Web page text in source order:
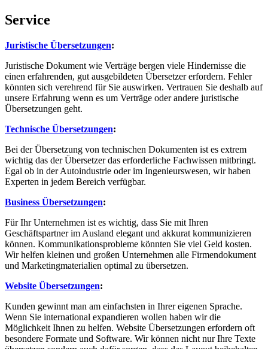
Service
Juristische Übersetzungen:
Juristische Dokument wie Verträge bergen viele Hindernisse die
einen erfahrenden, gut ausgebildeten Übersetzer erfordern. Fehler
könnten sich verehrend für Sie auswirken. Vertrauen Sie deshalb auf
unsere Erfahrung wenn es um Verträge oder andere juristische
Übersetzungen geht.
Technische Übersetzungen:
Bei der Übersetzung von technischen Dokumenten ist es extrem
wichtig das der Übersetzer das erforderliche Fachwissen mitbringt.
Egal ob in der Autoindustrie oder im Ingenieurswesen, wir haben
Experten in jedem Bereich verfügbar.
Business Übersetzungen:
Für Ihr Unternehmen ist es wichtig, dass Sie mit Ihren
Geschäftspartner im Ausland elegant und akkurat kommunizieren
können. Kommunikationsprobleme könnten Sie viel Geld kosten.
Wir helfen kleinen und großen Unternehmen alle Firmendokument
und Marketingmaterialien optimal zu übersetzen.
Website Übersetzungen:
Kunden gewinnt man am einfachsten in Ihrer eigenen Sprache.
Wenn Sie international expandieren wollen haben wir die
Möglichkeit Ihnen zu helfen. Website Übersetzungen erfordern oft
besondere Formate und Software. Wir können nicht nur Ihre Texte